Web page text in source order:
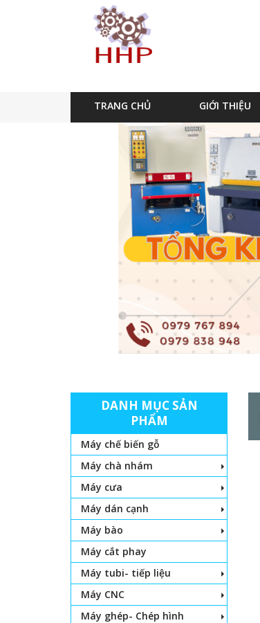
TRANG CHỦ GIỚI THIỆU
DANH MỤC SẢN
PHẨM
Máy chế biến gỗ
Máy chà nhám
Máy cưa
Máy dán cạnh
Máy bào
Máy cắt phay
Máy tubi- tiếp liệu
Máy CNC
Máy ghép- Chép hình